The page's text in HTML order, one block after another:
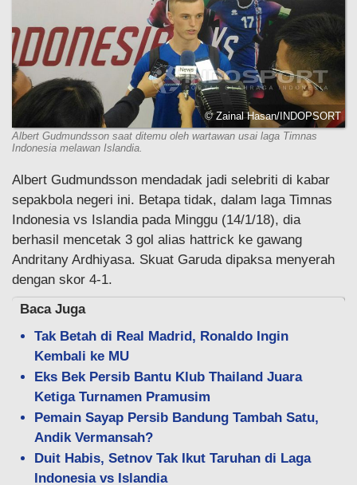
© Zainal Hasan/INDOPSORT
Albert Gudmundsson saat ditemu oleh wartawan usai laga Timnas
Indonesia melawan Islandia.
Albert Gudmundsson mendadak jadi selebriti di kabar
sepakbola negeri ini. Betapa tidak, dalam laga Timnas
Indonesia vs Islandia pada Minggu (14/1/18), dia
berhasil mencetak 3 gol alias hattrick ke gawang
Andritany Ardhiyasa. Skuat Garuda dipaksa menyerah
dengan skor 4-1.
Baca Juga
Tak Betah di Real Madrid, Ronaldo Ingin
Kembali ke MU
Eks Bek Persib Bantu Klub Thailand Juara
Ketiga Turnamen Pramusim
Pemain Sayap Persib Bandung Tambah Satu,
Andik Vermansah?
Duit Habis, Setnov Tak Ikut Taruhan di Laga
Indonesia vs Islandia